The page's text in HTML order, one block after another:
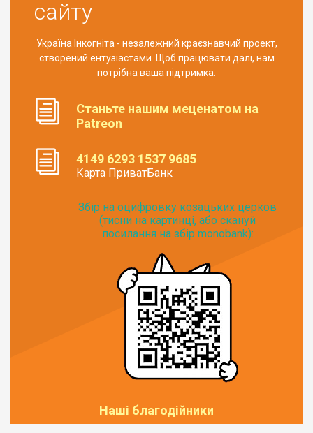
сайту
Україна Інкогніта - незалежний краєзнавчий проект,
створений ентузіастами. Щоб працювати далі, нам
потрібна ваша підтримка.
Станьте нашим меценатом на
Patreon
4149 6293 1537 9685
Карта ПриватБанк
Збір на оцифровку козацьких церков
(тисни на картинці, або скануй
посилання на збір monobank):
Наші благодійники